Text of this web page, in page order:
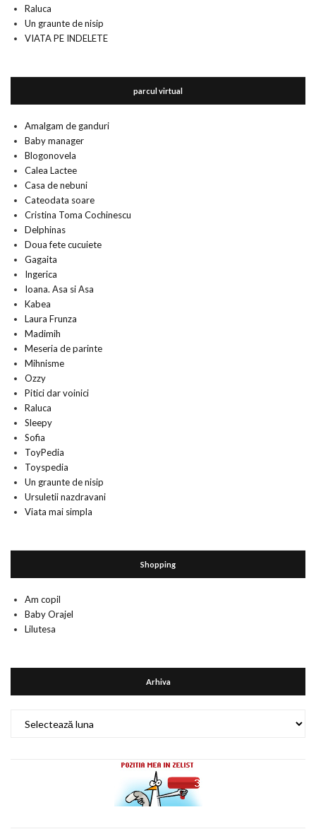
Raluca
Un graunte de nisip
VIATA PE INDELETE
parcul virtual
Amalgam de ganduri
Baby manager
Blogonovela
Calea Lactee
Casa de nebuni
Cateodata soare
Cristina Toma Cochinescu
Delphinas
Doua fete cucuiete
Gagaita
Ingerica
Ioana. Asa si Asa
Kabea
Laura Frunza
Madimih
Meseria de parinte
Mihnisme
Ozzy
Pitici dar voinici
Raluca
Sleepy
Sofia
ToyPedia
Toyspedia
Un graunte de nisip
Ursuletii nazdravani
Viata mai simpla
Shopping
Am copil
Baby Orajel
Lilutesa
Arhiva